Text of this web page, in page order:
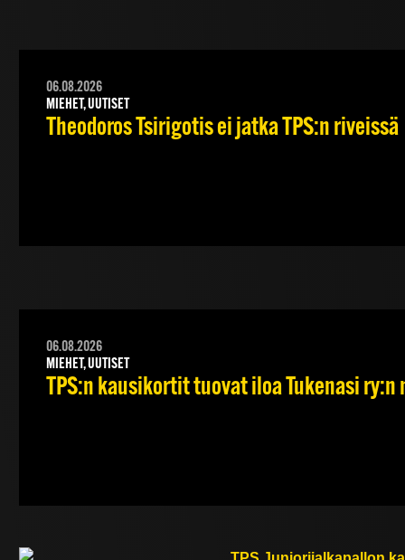
06.08.2026
MIEHET, UUTISET
Theodoros Tsirigotis ei jatka TPS:n riveissä
06.08.2026
MIEHET, UUTISET
TPS:n kausikortit tuovat iloa Tukenasi